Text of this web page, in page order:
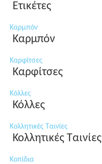
Ετικέτες
Καρμπόν
Καρμπόν
Καρφίτσες
Καρφίτσες
Κόλλες
Κόλλες
Κολλητικές Ταινίες
Κολλητικές Ταινίες
Κοπίδια